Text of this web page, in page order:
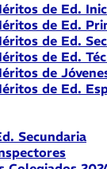
de Ed.
de Ed.
de Ed.
de Ed.
de
de Ed.
Secundaria